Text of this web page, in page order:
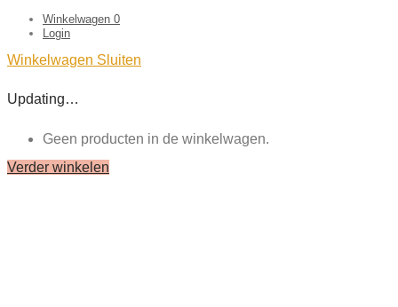
Winkelwagen 0
Login
Winkelwagen Sluiten
Updating…
Geen producten in de winkelwagen.
Verder winkelen